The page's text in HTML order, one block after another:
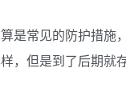
是常见的防护措
，但是到了后期就